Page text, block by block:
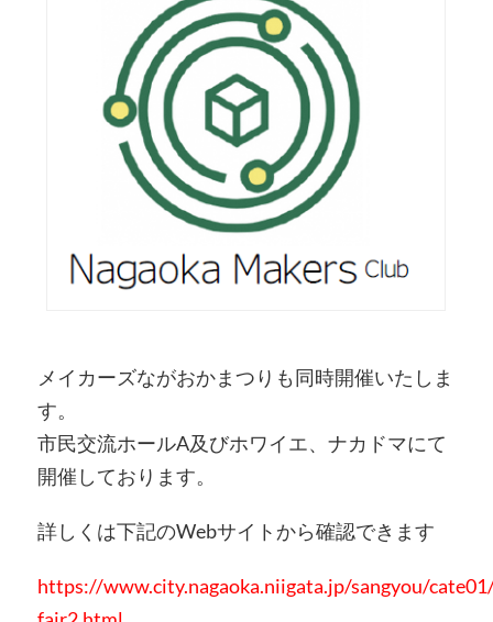
メイカーズながおかまつりも同時開催いたしま
す。
市民交流ホールA及びホワイエ、ナカドマにて
開催しております。
詳しくは下記のWebサイトから確認できます
https://www.city.nagaoka.niigata.jp/sangyou/